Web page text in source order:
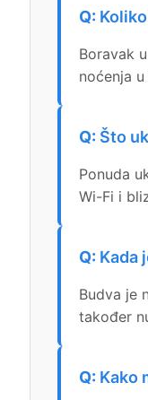
Boravak
noćenja
Što
Ponuda
Wi-Fi i
Kada
Budva je
također
Kako